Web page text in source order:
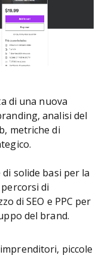
di una nuova
analisi del
metriche di
solide basi per la
di
di SEO e PPC per
del brand.
piccole